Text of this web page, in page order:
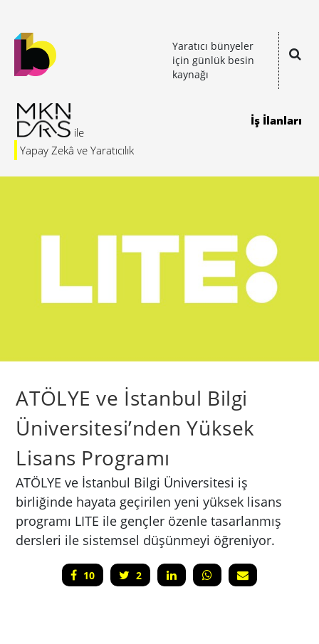
Yaratıcı bünyeler
için günlük besin
kaynağı
Yapay Zekâ ve Yaratıcılık
İş İlanları
ATÖLYE ve İstanbul Bilgi
Üniversitesi’nden Yüksek
Lisans Programı
ATÖLYE ve İstanbul Bilgi Üniversitesi iş
birliğinde hayata geçirilen yeni yüksek lisans
programı LITE ile gençler özenle tasarlanmış
dersleri ile sistemsel düşünmeyi öğreniyor.
10 2